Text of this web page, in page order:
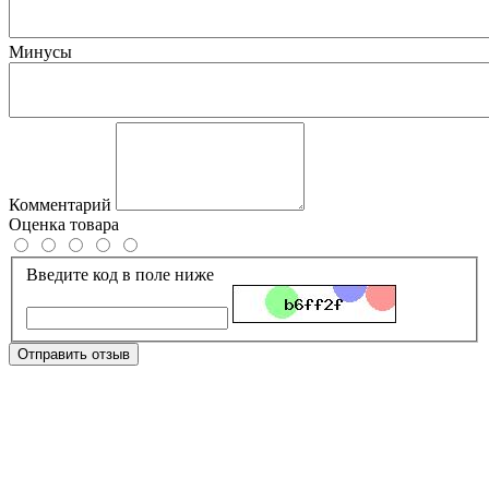
Минусы
Комментарий
Оценка товара
Введите код в поле ниже
Отправить отзыв